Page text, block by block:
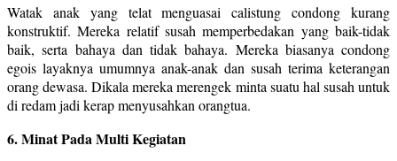
Watak anak yang telat menguasai calistung condong kurang
konstruktif. Mereka relatif susah memperbedakan yang baik-tidak
baik, serta bahaya dan tidak bahaya. Mereka biasanya condong
egois layaknya umumnya anak-anak dan susah terima keterangan
orang dewasa. Dikala mereka merengek minta suatu hal susah untuk
di redam jadi kerap menyusahkan orangtua.
6. Minat Pada Multi Kegiatan